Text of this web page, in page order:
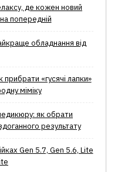
де кожен новий
попередній
обладнання від
«гусячі лапки»
міміку
як обрати
результату
Gen 5.7, Gen 5.6, Lite